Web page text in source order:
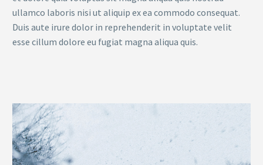
ullamco laboris nisi ut aliquip ex ea commodo consequat.
Duis aute irure dolor in reprehenderit in voluptate velit
esse cillum dolore eu fugiat magna aliqua quis.